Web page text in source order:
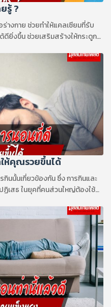
รู้ ?
างกาย ช่วยทำให้แคลเซียมที่รับ
ดียิ่งขึ้น ช่วยเสริมสร้างให้กระดูก
ให้คุณรวยขึ้นได้
กินนั้นเกี่ยวข้องกัน ซึ่ง การกินและ
ฏิเสธ ในยุคที่คนส่วนใหญ่ต้องใช้